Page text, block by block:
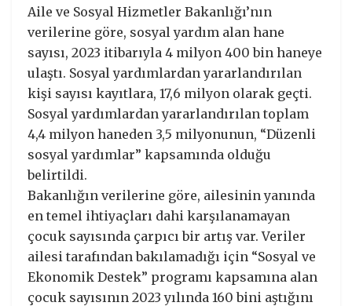
Aile ve Sosyal Hizmetler Bakanlığı’nın
verilerine göre, sosyal yardım alan hane
sayısı, 2023 itibarıyla 4 milyon 400 bin haneye
ulaştı. Sosyal yardımlardan yararlandırılan
kişi sayısı kayıtlara, 17,6 milyon olarak geçti.
Sosyal yardımlardan yararlandırılan toplam
4,4 milyon haneden 3,5 milyonunun, “Düzenli
sosyal yardımlar” kapsamında olduğu
belirtildi.
Bakanlığın verilerine göre, ailesinin yanında
en temel ihtiyaçları dahi karşılanamayan
çocuk sayısında çarpıcı bir artış var. Veriler
ailesi tarafından bakılamadığı için “Sosyal ve
Ekonomik Destek” programı kapsamına alan
çocuk sayısının 2023 yılında 160 bini aştığını